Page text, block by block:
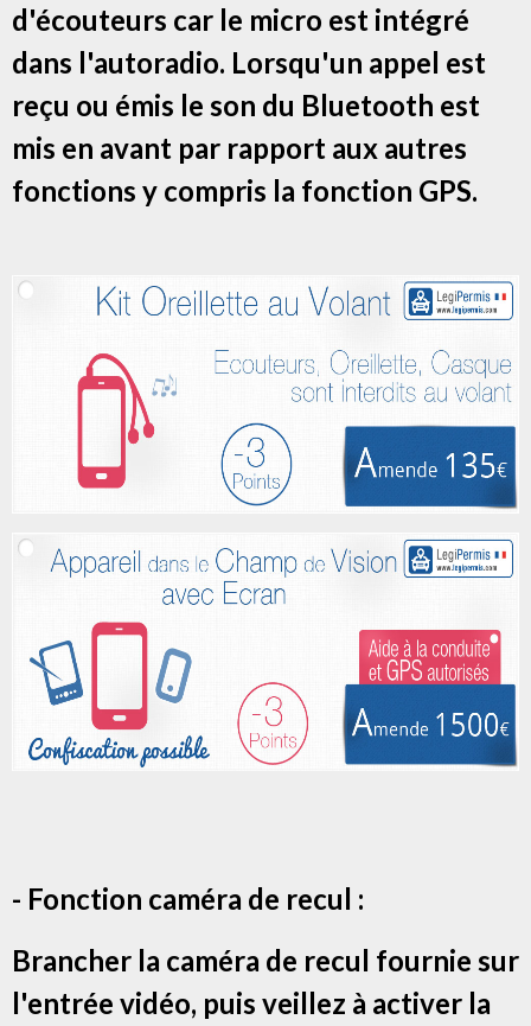
d'écouteurs car le micro est intégré
dans l'autoradio. Lorsqu'un appel est
reçu ou émis le son du Bluetooth est
mis en avant par rapport aux autres
fonctions y compris la fonction GPS.
- Fonction caméra de recul :
Brancher la caméra de recul fournie sur
l'entrée vidéo, puis veillez à activer la